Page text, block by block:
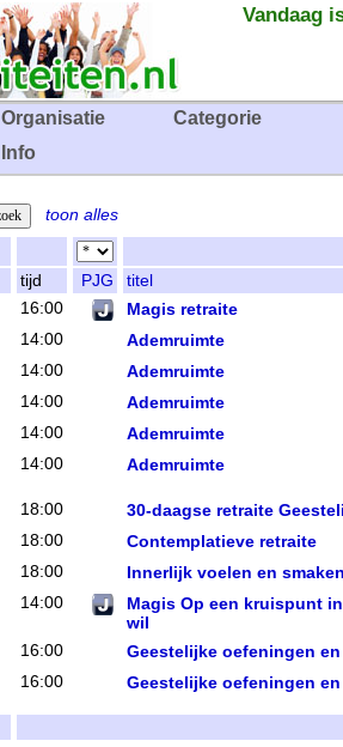
Vandaag
Organisatie
Categorie
Info
toon alles
tijd PJG
titel
16:00 Magis retraite
14:00 Ademruimte
14:00 Ademruimte
14:00 Ademruimte
14:00 Ademruimte
14:00 Ademruimte
18:00 30-daagse retraite
18:00 Contemplatieve retraite
18:00 Innerlijk voelen en
14:00
Magis Op een kruispunt
wil
16:00 Geestelijke oefeningen
16:00 Geestelijke oefeningen